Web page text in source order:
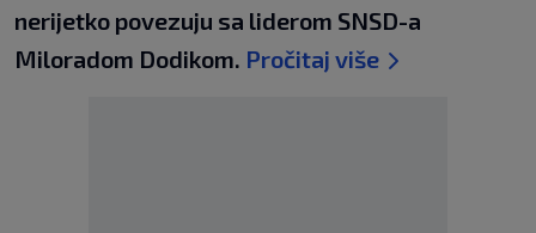
nerijetko povezuju sa liderom SNSD-a
Miloradom Dodikom. Pročitaj više